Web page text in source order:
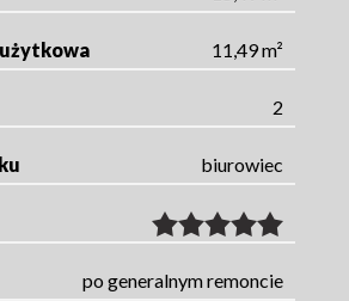
11,49 m²
2
biurowiec
po generalnym remoncie